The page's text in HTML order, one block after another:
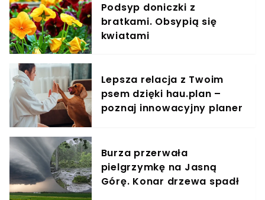
Podsyp doniczki z
bratkami. Obsypią się
kwiatami
Lepsza relacja z Twoim
psem dzięki hau.plan –
poznaj innowacyjny planer
Burza przerwała
pielgrzymkę na Jasną
Górę. Konar drzewa spadł